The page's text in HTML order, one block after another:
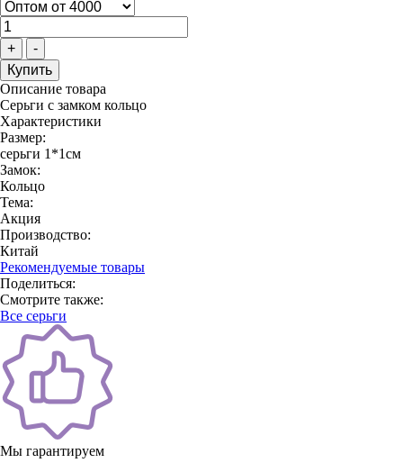
+ -
Описание товара
Серьги с замком кольцо
Характеристики
Размер:
серьги 1*1см
Замок:
Кольцо
Тема:
Акция
Производство:
Китай
Рекомендуемые товары
Поделиться:
Смотрите также:
Все серьги
Мы гарантируем